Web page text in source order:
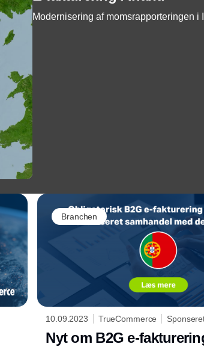
Modernisering af momsrapporteringen i
Branchen
10.09.2023 TrueCommerce
Nyt om B2G e-